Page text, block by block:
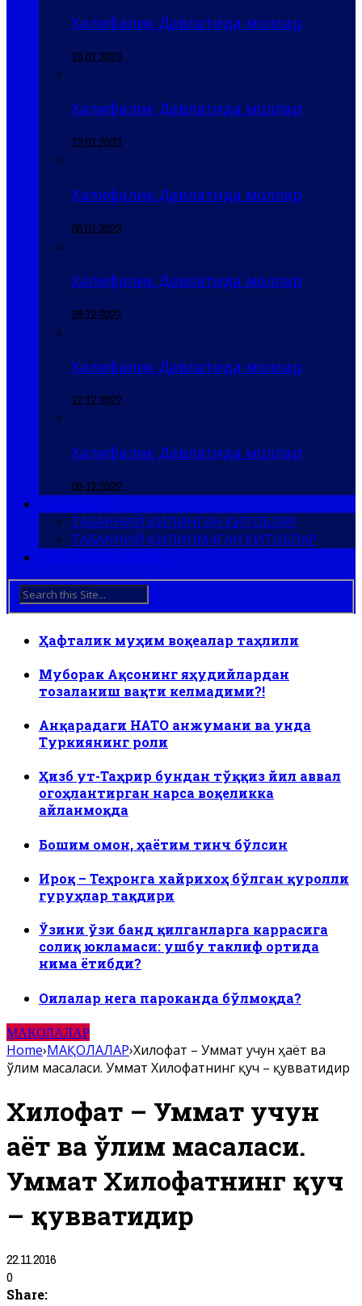
Халифалик Давлатида моллар
15.01.2023
Халифалик Давлатида моллар
12.01.2023
Халифалик Давлатида моллар
06.01.2023
Халифалик Давлатида моллар
28.12.2022
Халифалик Давлатида моллар
12.12.2022
Халифалик Давлатида моллар
06.12.2022
ТАБАННИЙ ҚИЛИНГАН КИТОБЛАР
ТАБАННИЙ ҚИЛИНМАГАН КИТОБЛАР
Ҳафталик муҳим воқеалар таҳлили
Муборак Ақсонинг яҳудийлардан
тозаланиш вақти келмадими?!
Анқарадаги НАТО анжумани ва унда
Туркиянинг роли
Ҳизб ут-Таҳрир бундан тўққиз йил аввал
огоҳлантирган нарса воқеликка
айланмоқда
Бошим омон, ҳаётим тинч бўлсин
Ироқ – Теҳронга хайрихоҳ бўлган қуролли
гуруҳлар тақдири
Ўзини ўзи банд қилганларга каррасига
солиқ юкламаси: ушбу таклиф ортида
нима ётибди?
Оилалар нега пароканда бўлмоқда?
МАҚОЛАЛАР
Home›МАҚОЛАЛАР›Хилофат – Уммат учун ҳаёт ва
ўлим масаласи. Уммат Хилофатнинг қуч – қувватидир
Хилофат – Уммат учун
ҳаёт ва ўлим масаласи.
Уммат Хилофатнинг қуч
– қувватидир
22.11.2016
0
Share: